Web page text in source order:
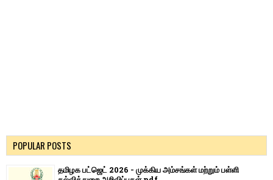
POPULAR POSTS
தமிழக பட்ஜெட் 2026 - முக்கிய அம்சங்கள் மற்றும் பள்ளி